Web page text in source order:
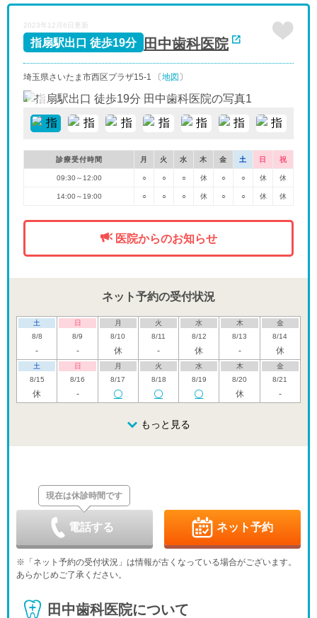
2023年12月6日更新
田中歯科医院
指扇駅出口 徒歩19分
埼玉県さいたま市西区プラザ15-1 〔地図〕
診療受付時間 月 火 水 木 金 土 日 祝
09:30～12:00 ○ ○ ○ 休 ○ ○ 休 休
14:00～19:00 ○ ○ ○ 休 ○ ○ 休 休
医院からのお知らせ
ネット予約の受付状況
土
8/8
-
日
8/9
-
月
8/10
休
火
8/11
-
水
8/12
休
木
8/13
-
金
8/14
休
土
8/15
休
日
8/16
-
月
8/17
火
8/18
水
8/19
木
8/20
休
金
8/21
-
8/25
9/5
日
9/6
休
月
9/7
9/9
-
9/10
休
9/11
- 休 - -
水
- 休
土
-
日
休
月
休 休
もっと見る
現在は休診時間です
電話する ネット予約
※「ネット予約の受付状況」は情報が古くなっている場合がございます。
あらかじめご了承ください。
田中歯科医院について